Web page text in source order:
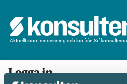
Aktuellt inom redovisning och lön från Srf konsulterna
Logga in